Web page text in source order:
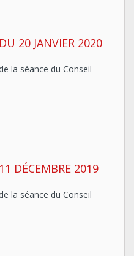
20 JANVIER 2020
la séance du Conseil
DÉCEMBRE 2019
la séance du Conseil